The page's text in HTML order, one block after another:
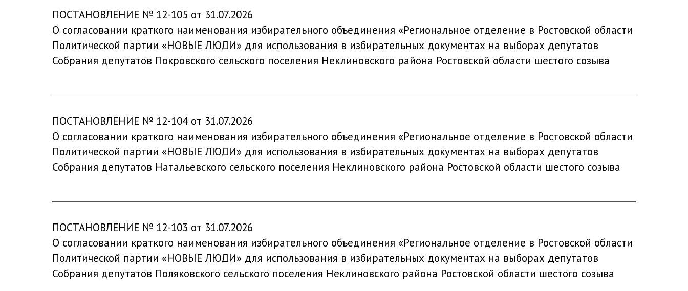
ПОСТАНОВЛЕНИЕ № 12-105 от 31.07.2026
О согласовании краткого наименования избирательного объединения «Региональное отделение в Ростовской области
Политической партии «НОВЫЕ ЛЮДИ» для использования в избирательных документах на выборах депутатов
Собрания депутатов Покровского сельского поселения Неклиновского района Ростовской области шестого созыва
ПОСТАНОВЛЕНИЕ № 12-104 от 31.07.2026
О согласовании краткого наименования избирательного объединения «Региональное отделение в Ростовской области
Политической партии «НОВЫЕ ЛЮДИ» для использования в избирательных документах на выборах депутатов
Собрания депутатов Натальевского сельского поселения Неклиновского района Ростовской области шестого созыва
ПОСТАНОВЛЕНИЕ № 12-103 от 31.07.2026
О согласовании краткого наименования избирательного объединения «Региональное отделение в Ростовской области
Политической партии «НОВЫЕ ЛЮДИ» для использования в избирательных документах на выборах депутатов
Собрания депутатов Поляковского сельского поселения Неклиновского района Ростовской области шестого созыва